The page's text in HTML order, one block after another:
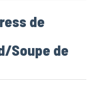
de
Soupe de